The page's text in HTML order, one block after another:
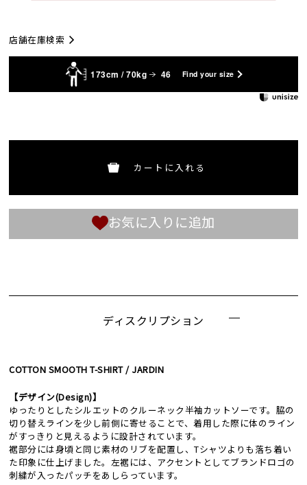
店舗在庫検索
173cm / 70kg 46 Find your size
カートに入れる
お気に入りに追加
ディスクリプション
COTTON SMOOTH T-SHIRT / JARDIN
【デザイン(Design)】
ゆったりとしたシルエットのクルーネック半袖カットソーです。脇の
切り替えラインを少し前側に寄せることで、着用した際に体のライン
がすっきりと見えるように設計されています。
裾部分には身頃と同じ素材のリブを配置し、Tシャツよりも落ち着い
た印象に仕上げました。左裾には、アクセントとしてブランドロゴの
刺繍が入ったパッチをあしらっています。